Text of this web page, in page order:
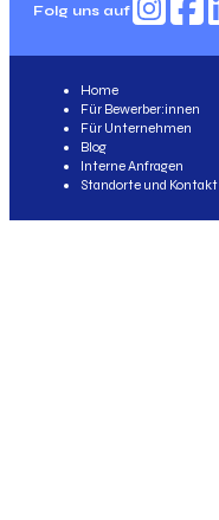
Folg uns auf
Home
Für Bewerber:innen
Für Unternehmen
Blog
Interne Anfragen
Standorte und Kontakt